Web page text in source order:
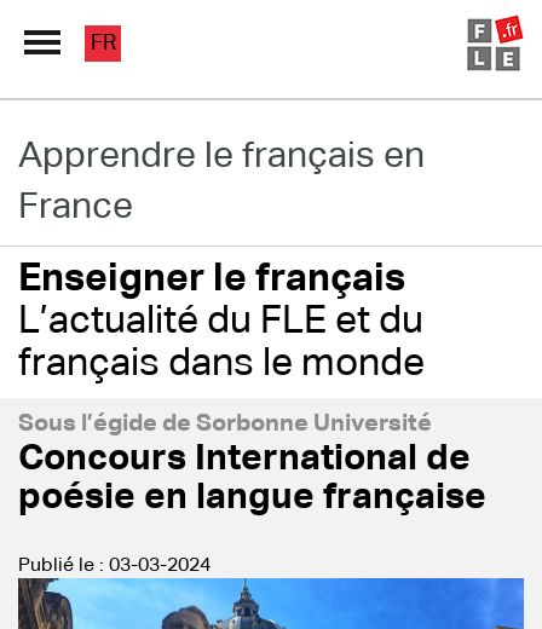
Grand Répertoire
Immersion France
Le français en ligne
Les pages PRO
FR
Apprendre le français en
France
Enseigner le français
L’actualité du FLE et du
français dans le monde
Sous l’égide de Sorbonne Université
Concours International de
poésie en langue française
Publié le : 03-03-2024